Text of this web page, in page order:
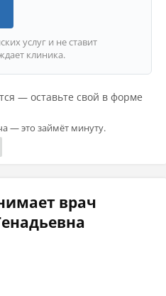
услуг и не ставит
клиника.
— оставьте свой в форме
— это займёт минуту.
врач